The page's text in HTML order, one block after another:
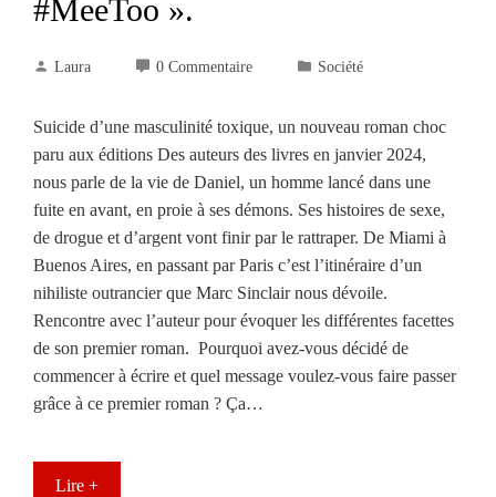
#MeeToo ».
Laura 0 Commentaire Société
Suicide d’une masculinité toxique, un nouveau roman choc
paru aux éditions Des auteurs des livres en janvier 2024,
nous parle de la vie de Daniel, un homme lancé dans une
fuite en avant, en proie à ses démons. Ses histoires de sexe,
de drogue et d’argent vont finir par le rattraper. De Miami à
Buenos Aires, en passant par Paris c’est l’itinéraire d’un
nihiliste outrancier que Marc Sinclair nous dévoile.
Rencontre avec l’auteur pour évoquer les différentes facettes
de son premier roman. Pourquoi avez-vous décidé de
commencer à écrire et quel message voulez-vous faire passer
grâce à ce premier roman ? Ça…
Lire +